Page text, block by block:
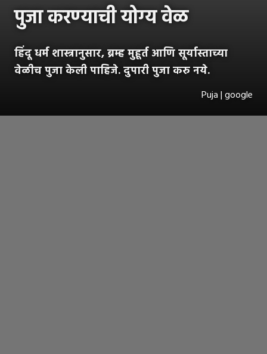
पुजा करण्याची योग्य वेळ
हिंदू धर्म शास्त्रानुसार, ब्रम्ह मुहूर्त आणि सूर्यास्ताच्या
वेळीच पुजा केली पाहिजे. दुपारी पुजा करु नये.
Puja | google